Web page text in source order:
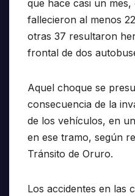
que hace casi un
fallecieron al menos
otras 37 resultaron
frontal de dos
Aquel choque se
consecuencia de la
de los vehículos, en
en ese tramo, según
Tránsito de Oruro.
Los accidentes en las